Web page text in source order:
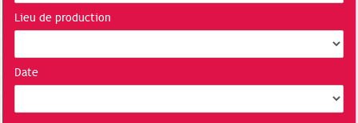
Lieu de production
Date